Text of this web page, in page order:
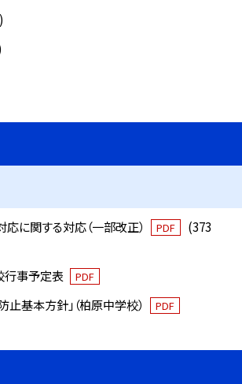
に関する対応（一部改正） PDF
(373
事予定表
PDF
止基本方針」（柏原中学校） PDF